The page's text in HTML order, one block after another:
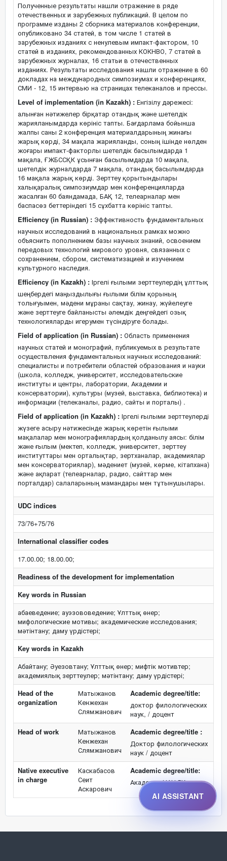
Полученные результаты нашли отражение в ряде
отечественных и зарубежных публикаций. В целом по
программе изданы 2 сборника материалов конференции,
опубликовано 34 статей, в том числе 1 статей в
зарубежных изданиях с ненулевым импакт-фактором, 10
статей в изданиях, рекомендованных КОКНВО, 7 статей в
зарубежных журналах, 16 статьи в отечественных
изданиях. Результаты исследования нашли отражение в 60
докладах на международных симпозиумах и конференциях,
СМИ - 12, 15 интервью на страницах телеканалов и прессы.
Level of implementation (in Kazakh) : Енгізілу дәрежесі:
алынған нәтижелер бірқатар отандық және шетелдік
жарияланымдарда көрініс тапты. Бағдарлама бойынша
жалпы саны 2 конференция материалдарының жинағы
жарық көрді, 34 мақала жарияланды, соның ішінде нөлден
жоғары импакт-факторлы шетелдік басылымдарда 1
мақала, ҒЖБССҚК ұсынған басылымдарда 10 мақала,
шетелдік журналдарда 7 мақала, отандық басылымдарда
16 мақала жарық көрді. Зерттеу қорытындылары
халықаралық симпозиумдар мен конференцияларда
жасалған 60 баяндамада, БАҚ 12, телеарналар мен
баспасөз беттеріндегі 15 сұхбатта көрініс тапты.
Efficiency (in Russian) : Эффективность фундаментальных
научных исследований в национальных рамках можно
объяснить пополнением базы научных знаний, освоением
передовых технологий мирового уровня, связанных с
сохранением, сбором, систематизацией и изучением
культурного наследия.
Efficiency (in Kazakh) : Іргелі ғылыми зерттеулердің ұлттық
шеңбердегі маңыздылығы ғылыми білім қорының
толығуымен, мәдени мұраны сақтау, жинау, жүйелеуге
және зерттеуге байланысты әлемдік деңгейдегі озық
технологияларды игерумен түсіндіруге болады.
Field of application (in Russian) : Область применения
научных статей и монографий, публикуемых в результате
осуществления фундаментальных научных исследований:
специалисты и потребители областей образования и науки
(школа, колледж, университет, исследовательские
институты и центры, лаборатории, Академии и
консерватории), культуры (музей, выставка, библиотека) и
информации (телеканалы, радио, сайты и порталы) .
Field of application (in Kazakh) : Іргелі ғылыми зерттеулерді
жүзеге асыру нәтижесінде жарық көретін ғылыми
мақалалар мен монографиялардың қолданылу аясы: білім
және ғылым (мектеп, колледж, университет, зерттеу
институттары мен орталықтар, зертханалар, академиялар
мен консерваториялар), мәдениет (музей, көрме, кітапхана)
және ақпарат (телеарналар, радио, сайттар мен
порталдар) салаларының мамандары мен тұтынушылары.
UDC indices
73/76+75/76
International classifier codes
17.00.00; 18.00.00;
Readiness of the development for implementation
Key words in Russian
абаеведение; ауэзововедение; Ұлттық өнер;
мифологические мотивы; академические исследования;
мәтінтану; даму үрдістері;
Key words in Kazakh
Абайтану; Әуезовтану; Ұлттық өнер; мифтік мотивтер;
академиялық зерттеулер; мәтінтану; даму үрдістері;
Head of the
organization
Матыжанов
Кенжехан
Слямжанович
Academic degree/title:
доктор филологических
наук, / доцент
Head of work
Матыжанов
Кенжехан
Слямжанович
Academic degree/title :
Доктор филологических
наук / доцент
Native executive
in charge
Каскабасов
Сеит
Аскарович
Academic degree/title:
Академик НАН РК
AI ASSISTANT